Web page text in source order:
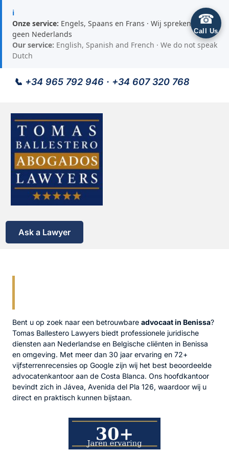
ℹ
Onze service: Engels, Spaans en Frans · Wij spreken
geen Nederlands
Our service: English, Spanish and French · We do not speak
Dutch
📞 +34 965 792 946 · +34 607 320 768
Ask a Lawyer
Bent u op zoek naar een betrouwbare advocaat in Benissa?
Tomas Ballestero Lawyers biedt professionele juridische
diensten aan Nederlandse en Belgische cliënten in Benissa
en omgeving. Met meer dan 30 jaar ervaring en 72+
vijfsterrenrecensies op Google zijn wij het best beoordeelde
advocatenkantoor aan de Costa Blanca. Ons hoofdkantoor
bevindt zich in Jávea, Avenida del Pla 126, waardoor wij u
direct en praktisch kunnen bijstaan.
☎
Call Us